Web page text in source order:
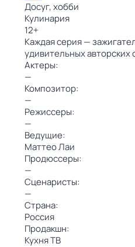
Досуг, хобби
Кулинария
12+
Каждая серия —
удивительных
Актеры:
—
Композитор:
—
Режиссеры:
—
Ведущие:
Маттео Лаи
Продюссеры:
—
Сценаристы:
—
Страна:
Россия
Продакшн:
Кухня ТВ